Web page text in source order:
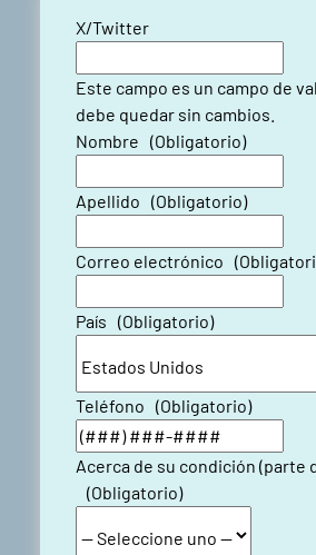
X/Twitter
Este campo es un campo de
debe quedar sin cambios.
Nombre (Obligatorio)
Apellido (Obligatorio)
Correo electrónico
País (Obligatorio)
Teléfono (Obligatorio)
Acerca de su condición (parte
(Obligatorio)